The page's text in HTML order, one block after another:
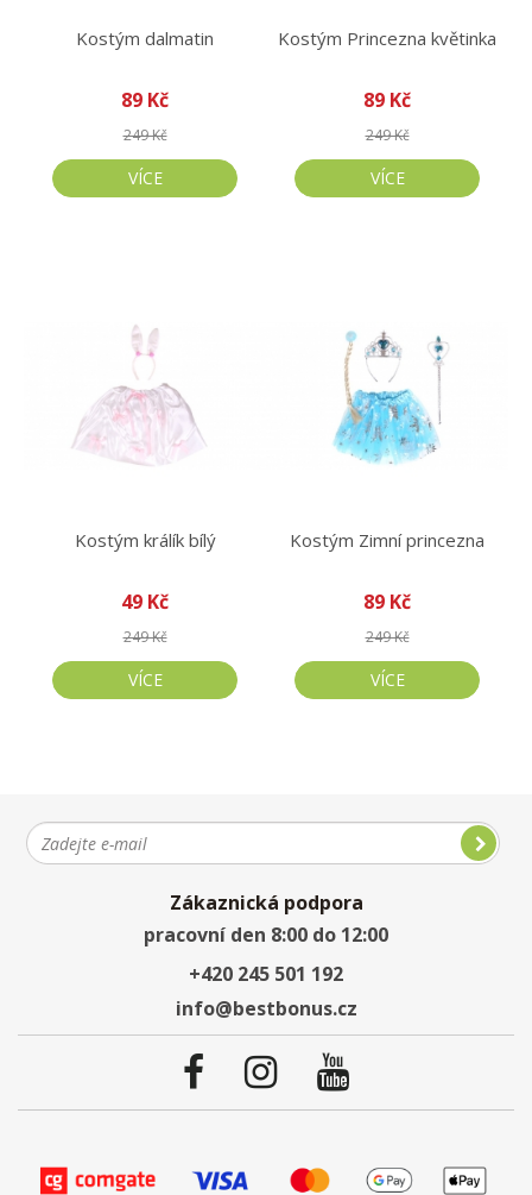
Kostým dalmatin
89 Kč
249 Kč
VÍCE
Kostým Princezna květinka
89 Kč
249 Kč
VÍCE
Kostým králík bílý
49 Kč
249 Kč
VÍCE
Kostým Zimní princezna
89 Kč
249 Kč
VÍCE
Zákaznická podpora
pracovní den 8:00 do 12:00
+420 245 501 192
info@bestbonus.cz